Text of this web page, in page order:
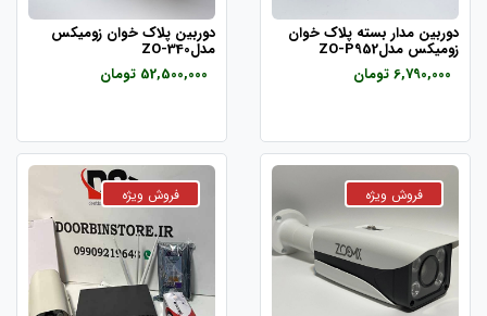
دوربین مدار بسته پلاک خوان
زومیکس مدلZO-P952
6,790,000 تومان
دوربین پلاک خوان زومیکس
مدلZO-340
52,500,000 تومان